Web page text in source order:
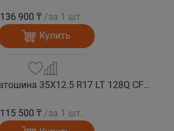
136 900 ₸ /за 1 шт.
Купить
COMFORSER Автошина 35X12.5 R17 LT 128Q CF9000 R/T RWL 12PR лето
115 500 ₸ /за 1 шт.